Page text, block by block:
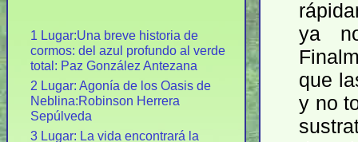
1 Lugar:Una breve historia de
cormos: del azul profundo al verde
total: Paz González Antezana
2 Lugar: Agonía de los Oasis de
Neblina:Robinson Herrera
Sepúlveda
3 Lugar: La vida encontrará la
ya
que
y no